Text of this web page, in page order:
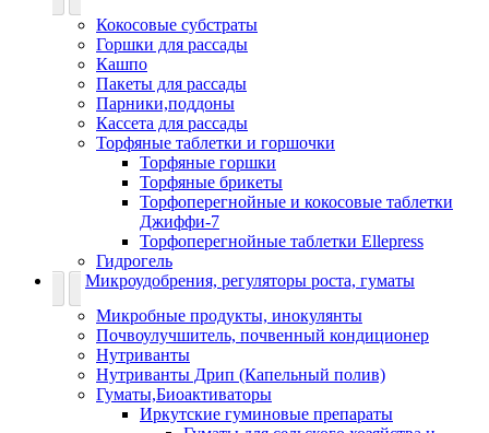
Кокосовые субстраты
Горшки для рассады
Кашпо
Пакеты для рассады
Парники,поддоны
Кассета для рассады
Торфяные таблетки и горшочки
Торфяные горшки
Торфяные брикеты
Торфоперегнойные и кокосовые таблетки
Джиффи-7
Торфоперегнойные таблетки Ellepress
Гидрогель
Микроудобрения, регуляторы роста, гуматы
Микробные продукты, инокулянты
Почвоулучшитель, почвенный кондиционер
Нутриванты
Нутриванты Дрип (Капельный полив)
Гуматы,Биоактиваторы
Иркутские гуминовые препараты